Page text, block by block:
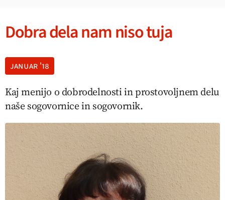
Dobra dela nam niso tuja
januar '18
Kaj menijo o dobrodelnosti in prostovoljnem delu
naše sogovornice in sogovornik.